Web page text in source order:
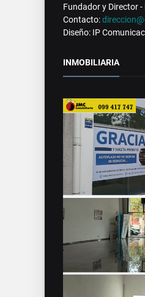
Fundador y Director
Contacto:
Diseño: IP
INMOBILIARIA